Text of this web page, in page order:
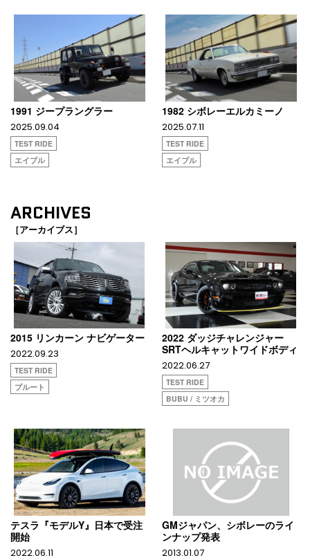
1991 ジープラングラー
2025.09.04
TEST RIDE
エイブル
1982 シボレーエルカミーノ
2025.07.11
TEST RIDE
エイブル
ARCHIVES
［アーカイブス］
2015 リンカーン ナビゲーター
2022.09.23
TEST RIDE
ブルート
2022 ダッジチャレンジャー
SRTヘルキャットワイドボディ
2022.06.27
TEST RIDE
BUBU / ミツオカ
テスラ『モデルY』日本で受注
開始
2022.06.11
GMジャパン、シボレーのライ
ンナップ発表
2013.01.07